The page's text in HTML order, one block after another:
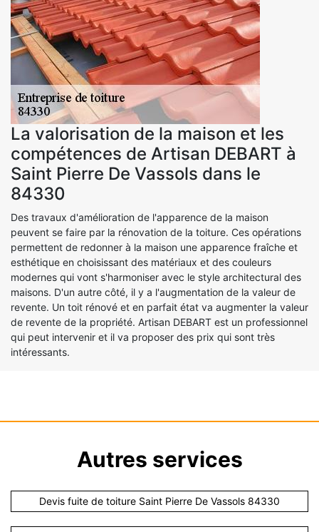
La valorisation de la maison et les
compétences de Artisan DEBART à
Saint Pierre De Vassols dans le
84330
Des travaux d'amélioration de l'apparence de la maison
peuvent se faire par la rénovation de la toiture. Ces opérations
permettent de redonner à la maison une apparence fraîche et
esthétique en choisissant des matériaux et des couleurs
modernes qui vont s'harmoniser avec le style architectural des
maisons. D'un autre côté, il y a l'augmentation de la valeur de
revente. Un toit rénové et en parfait état va augmenter la valeur
de revente de la propriété. Artisan DEBART est un professionnel
qui peut intervenir et il va proposer des prix qui sont très
intéressants.
Autres services
Devis fuite de toiture Saint Pierre De Vassols 84330